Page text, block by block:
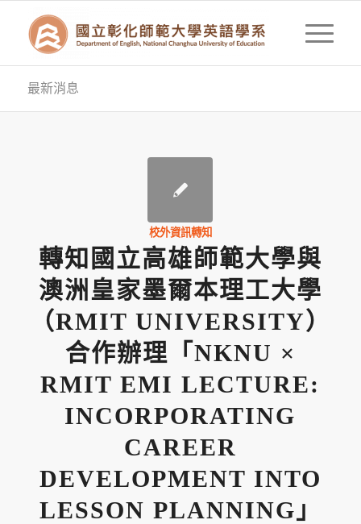
最新消息
校外資訊轉知
轉知國立高雄師範大學與
澳洲皇家墨爾本理工大學
（RMIT UNIVERSITY）
合作辦理「NKNU ×
RMIT EMI LECTURE:
INCORPORATING
CAREER
DEVELOPMENT INTO
LESSON PLANNING」